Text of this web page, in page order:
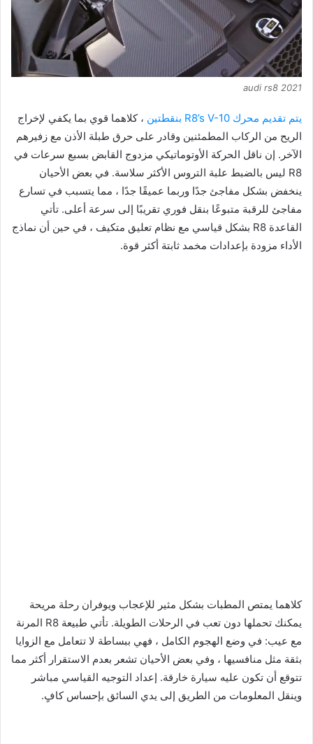
audi rs8 2021
يتم تقديم محرك R8’s V-10 بنقطتين
، كلاهما قوي بما يكفي لإخراج
الريح من الركاب المطمئنين وقادر على حرق طبلة الأذن مع زفيرهم
الآخر. إن ناقل الحركة الأوتوماتيكي مزدوج القابض بسبع سرعات في
R8 ليس بالضبط علبة التروس الأكثر سلاسة. في بعض الأحيان
ينخفض ​​بشكل مفاجئ جدًا وربما عميقًا جدًا ، مما يتسبب في تسارع
مفاجئ للرقبة متبوعًا بنقل فوري تقريبًا إلى سرعة أعلى. تأتي
القاعدة R8 بشكل قياسي مع نظام تعليق متكيف ، في حين أن نماذج
الأداء مزودة بإعدادات مخمد ثابتة أكثر قوة.
كلاهما يمتص المطبات بشكل مثير للإعجاب ويوفران رحلة مريحة
يمكنك تحملها دون تعب في الرحلات الطويلة. تأتي طبيعة R8 المرنة
مع عيب: في وضع الهجوم الكامل ، فهي ببساطة لا تتعامل مع الزوايا
بثقة مثل منافسيها ، وفي بعض الأحيان تشعر بعدم الاستقرار أكثر مما
تتوقع أن تكون عليه سيارة خارقة. إعداد التوجيه القياسي مباشر
وينقل المعلومات من الطريق إلى يدي السائق بإحساس كافٍ.